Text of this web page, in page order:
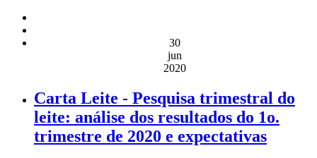
30
jun
2020
Carta Leite - Pesquisa trimestral do
leite: análise dos resultados do 1o.
trimestre de 2020 e expectativas